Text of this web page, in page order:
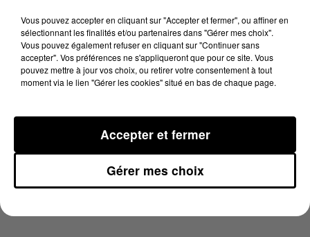
12 juin 2023 - 1 min 11 sec
L'AGENDA DU LOT DU 12/06/2023 À 06H46
Vous pouvez accepter en cliquant sur "Accepter et fermer", ou affiner en
sélectionnant les finalités et/ou partenaires dans "Gérer mes choix".
Vous pouvez également refuser en cliquant sur "Continuer sans
accepter". Vos préférences ne s'appliqueront que pour ce site. Vous
pouvez mettre à jour vos choix, ou retirer votre consentement à tout
moment via le lien "Gérer les cookies" situé en bas de chaque page.
Gérer mes choix
Accepter et fermer